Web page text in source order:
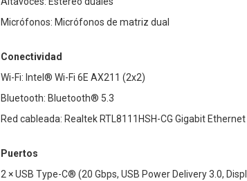
Micrófonos: Micrófonos de matriz dual
Conectividad
Wi-Fi: Intel® Wi-Fi 6E AX211 (2x2)
Bluetooth: Bluetooth® 5.3
Red cableada: Realtek RTL8111HSH-CG Gigabit Ethernet
Puertos
2 × USB Type-C® (20 Gbps, USB Power Delivery 3.0,